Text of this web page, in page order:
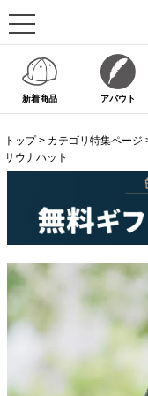
新着商品 アバウト
トップ カテゴリ特集ページ
サウナハット